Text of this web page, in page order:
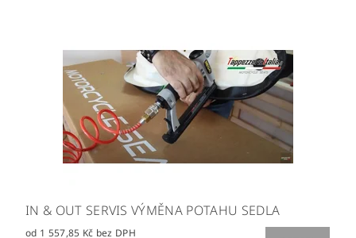
IN & OUT SERVIS VÝMĚNA POTAHU SEDLA
od 1 557,85 Kč bez DPH